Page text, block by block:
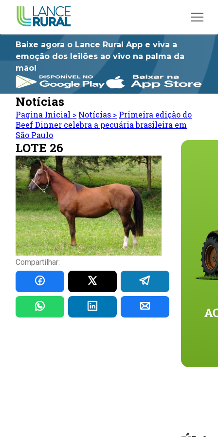
Baixe agora o Lance Rural App e viva a
emoção dos leilões ao vivo na palma da
mão!
Notícias
Pagina Inicial > Notícias > Primeira edição do
Beef Dinner celebra a pecuária brasileira em
São Paulo
LOTE 26
Compartilhar: